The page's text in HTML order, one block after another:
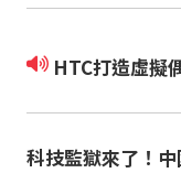
HTC打造虛擬
科技監獄來了！